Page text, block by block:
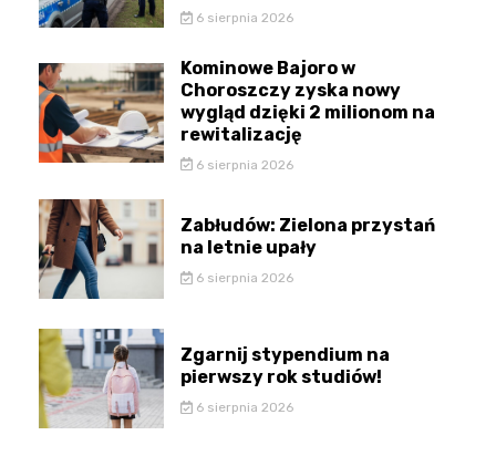
6 sierpnia 2026
Kominowe Bajoro w
Choroszczy zyska nowy
wygląd dzięki 2 milionom na
rewitalizację
6 sierpnia 2026
Zabłudów: Zielona przystań
na letnie upały
6 sierpnia 2026
Zgarnij stypendium na
pierwszy rok studiów!
6 sierpnia 2026